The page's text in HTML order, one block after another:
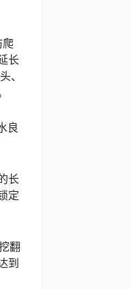
爬
长
、
良
长
定
翻
到